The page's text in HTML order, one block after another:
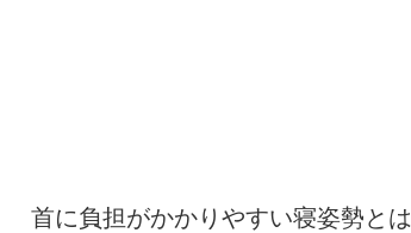
首に負担がかかりやすい寝姿勢とは